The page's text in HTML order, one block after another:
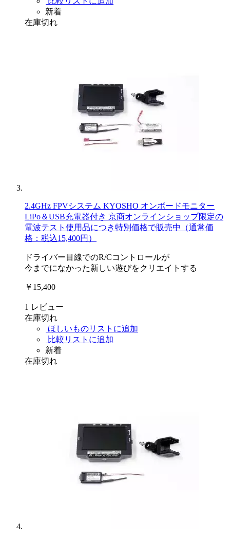
新着
在庫切れ
2.4GHz FPVシステム KYOSHO オンボードモニター
LiPo＆USB充電器付き 京商オンラインショップ限定の
電波テスト使用品につき特別価格で販売中（通常価
格：税込15,400円）
ドライバー目線でのR/Cコントロールが
今までになかった新しい遊びをクリエイトする
￥15,400
1 レビュー
在庫切れ
ほしいものリストに追加
比較リストに追加
新着
在庫切れ